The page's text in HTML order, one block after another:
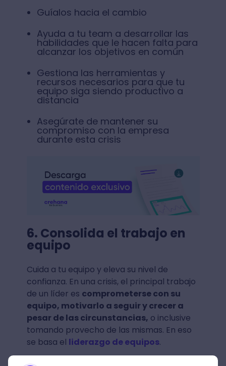
Guíalos hacia el cambio
Ayuda a tu team a desarrollar las
habilidades que le hacen falta para
alcanzar los objetivos en común
Gestiona las herramientas y
recursos necesarios para que tu
equipo siga siendo productivo a
distancia
Asegúrate de mantener su
compromiso con la empresa
durante esta crisis
6. Consolida el trabajo en
equipo
Cuida a tu equipo y eleva su nivel de
confianza. En una crisis, el principal trabajo
de un líder es comprometerse con su
equipo, motivarlo a seguir y crecer a
pesar de las circunstancias, o inclusive
tomando provecho de las mismas. En eso
se basa el liderazgo de equipos.